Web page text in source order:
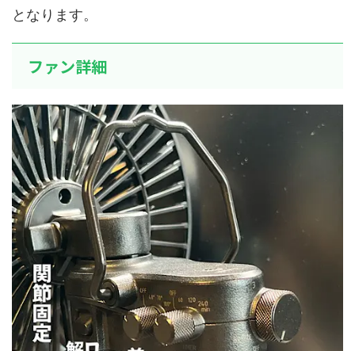
となります。
ファン詳細